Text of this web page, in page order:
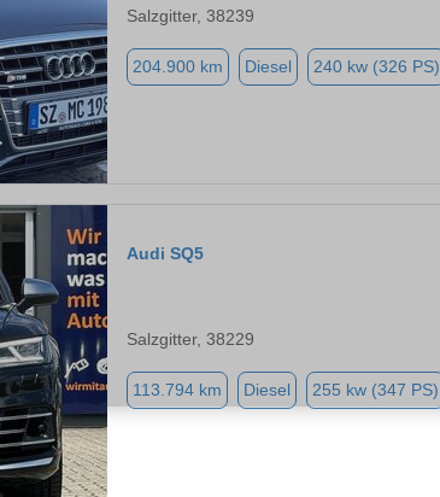
Salzgitter, 38239
204.900 km Diesel 240 kw (326 PS)
Audi SQ5
Salzgitter, 38229
113.794 km Diesel 255 kw (347 PS)